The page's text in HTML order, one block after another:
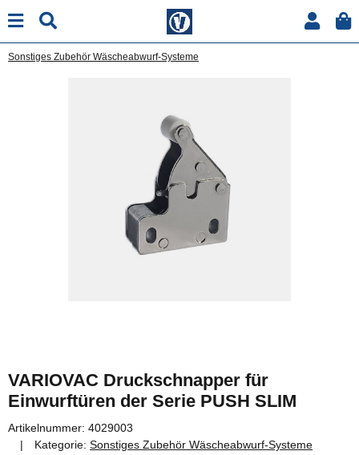
Sonstiges Zubehör Wäscheabwurf-Systeme
VARIOVAC Druckschnapper für
Einwurftüren der Serie PUSH SLIM
Artikelnummer: 4029003
Kategorie: Sonstiges Zubehör Wäscheabwurf-Systeme